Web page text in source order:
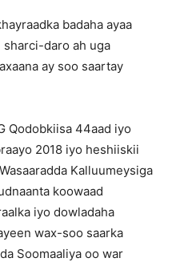
badaha ayaa
daro ah uga
ay soo saartay
Qodobkiisa 44aad iyo
2018 iyo heshiiskii
Kalluumeysiga
koowaad
iyo dowladaha
wax-soo saarka
Soomaaliya oo war